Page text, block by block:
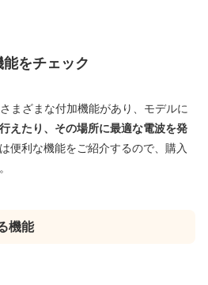
をチェック
まざまな付加機能があり、モデルに
えたり、その場所に最適な電波を発
便利な機能をご紹介するので、購入
機能